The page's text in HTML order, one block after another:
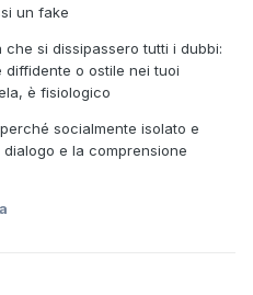
nei miei confronti,
amo le lontre (animale) a
che comunque
non mi dispiace farmi
soprattutto per spirito
alla categoria degli skinny
un fake
si dissipassero tutti i dubbi:
o ostile nei tuoi
è fisiologico
socialmente isolato e
e la comprensione